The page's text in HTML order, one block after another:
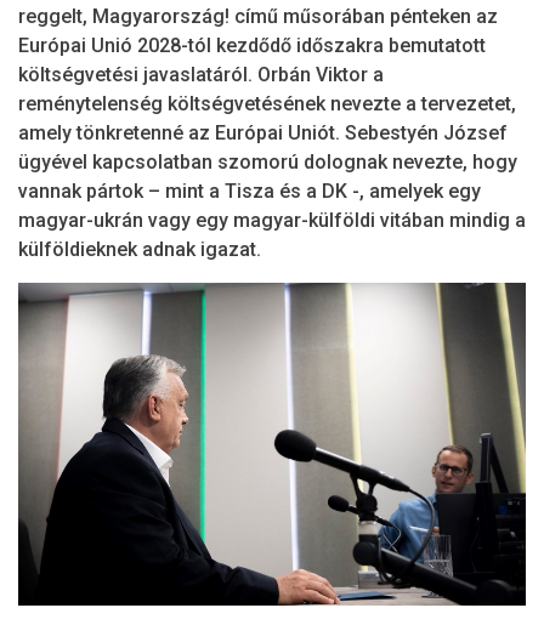
reggelt, Magyarország! című műsorában pénteken az
Európai Unió 2028-tól kezdődő időszakra bemutatott
költségvetési javaslatáról. Orbán Viktor a
reménytelenség költségvetésének nevezte a tervezetet,
amely tönkretenné az Európai Uniót. Sebestyén József
ügyével kapcsolatban szomorú dolognak nevezte, hogy
vannak pártok – mint a Tisza és a DK -, amelyek egy
magyar-ukrán vagy egy magyar-külföldi vitában mindig a
külföldieknek adnak igazat.